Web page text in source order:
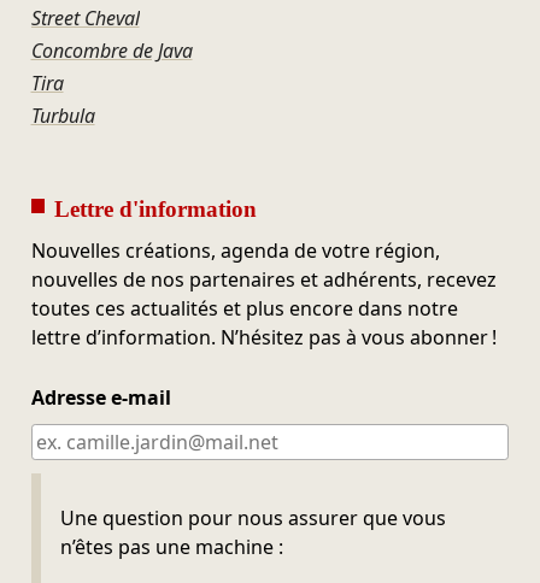
Street Cheval
Concombre de Java
Tira
Turbula
Lettre d'information
Nouvelles créations, agenda de votre région,
nouvelles de nos partenaires et adhérents, recevez
toutes ces actualités et plus encore dans notre
lettre d’information. N’hésitez pas à vous abonner !
Adresse e-mail
Une question pour nous assurer que vous
n’êtes pas une machine :
Ne pas remplir